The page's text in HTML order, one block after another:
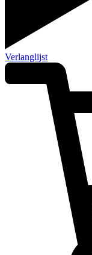
Verlanglijst